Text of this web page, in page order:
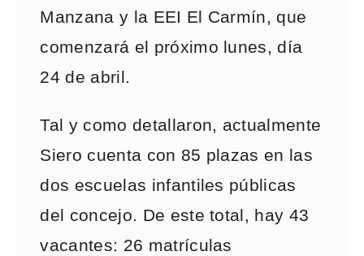
Manzana y la EEI El Carmín, que
comenzará el próximo lunes, día
24 de abril.
Tal y como detallaron, actualmente
Siero cuenta con 85 plazas en las
dos escuelas infantiles públicas
del concejo. De este total, hay 43
vacantes: 26 matrículas